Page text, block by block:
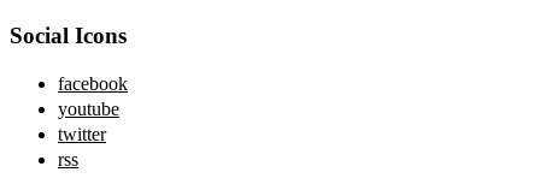
Social Icons
facebook
youtube
twitter
rss